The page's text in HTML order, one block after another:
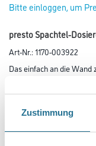
Zustimmung
Bitte einloggen, um
presto Spachtel-
Art-Nr.:1170-003922
Das einfach an die
Gerät kann jederzeit im
die benötigte
tragbare Version ist